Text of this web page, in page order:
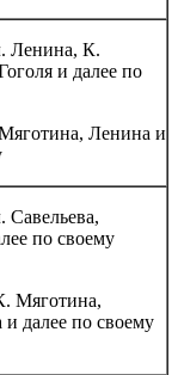
Ленина, К.
и далее по
Ленина и
Савельева,
по своему
Мяготина,
далее по своему